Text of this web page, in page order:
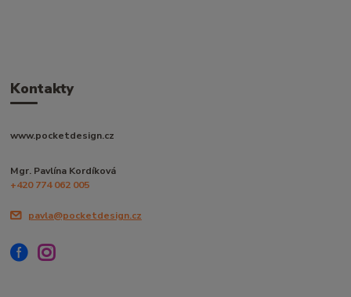
Kontakty
www.pocketdesign.cz
Mgr. Pavlína Kordíková
+420 774 062 005
pavla@pocketdesign.cz